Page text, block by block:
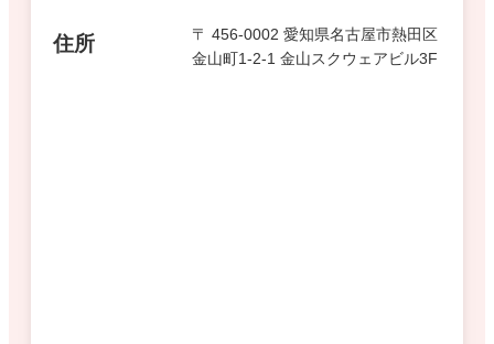
住所
〒 456-0002 愛知県名古屋市熱田区
金山町1-2-1 金山スクウェアビル3F